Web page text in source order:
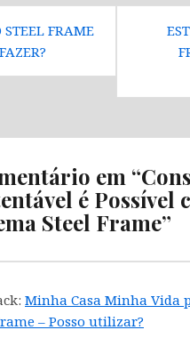
STEEL FRAME
em “
é Possível
Steel Frame”
Minha Casa Minha Vida
– Posso utilizar?